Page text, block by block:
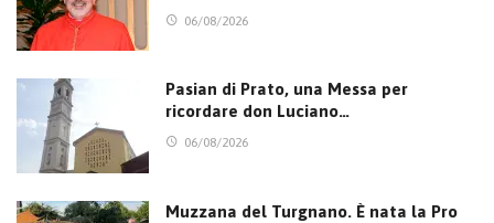
06/08/2026
Pasian di Prato, una Messa per
ricordare don Luciano…
06/08/2026
Muzzana del Turgnano. È nata la Pro